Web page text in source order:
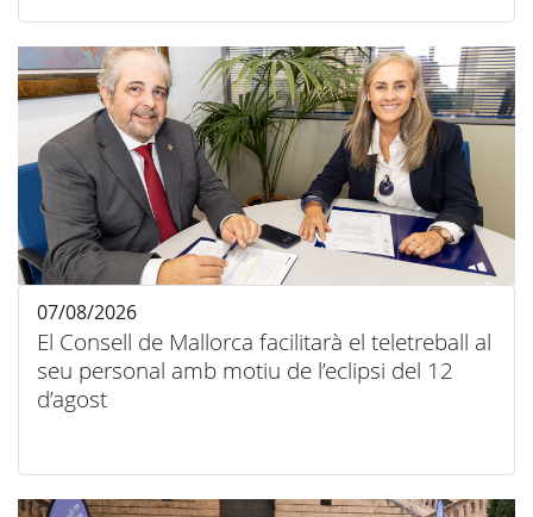
El Consell de Mallorca facilitarà el teletreball al
seu personal amb motiu de l’eclipsi del 12
d’agost
07/08/2026